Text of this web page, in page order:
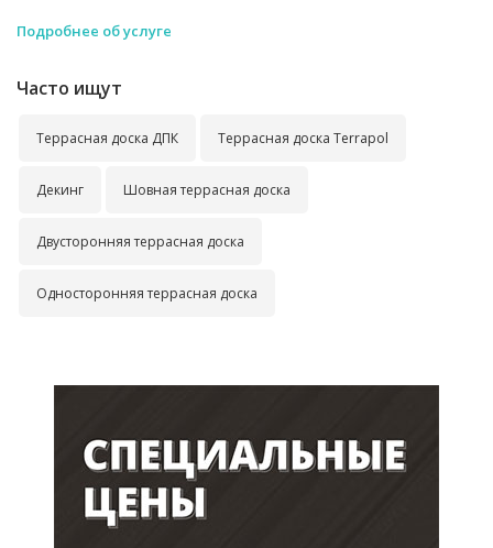
Подробнее об услуге
Часто ищут
Террасная доска ДПК Террасная доска Terrapol
Декинг Шовная террасная доска
Двусторонняя террасная доска
Односторонняя террасная доска